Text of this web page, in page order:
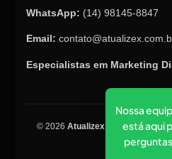
WhatsApp: (14) 98145-8847
Email:
Especialistas em Marketing
© 2026 Atualizex Marketing &
Nossa
está aqui